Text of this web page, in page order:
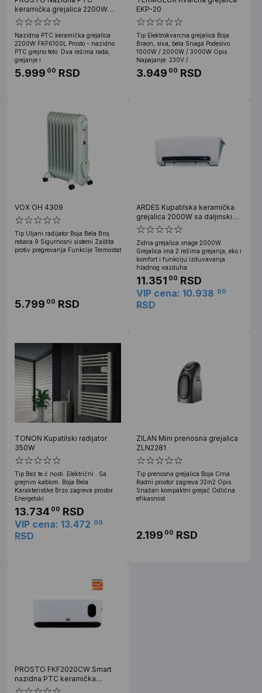
keramička grejalica 2200W
FKF6100L
Nazidna PTC keramička grejalica
2200W FKF6100L Prosto - nazidno
PTC grejno telo. Dva režima rada,
grejanje i
5.999 00 RSD
EKP-20
Tip Elektrokvarcna grejalica Boja
Braon, siva, bela Snaga Podesivo
1000W / 2000W / 3000W Opis
Napajanje: 230V /
3.949 00 RSD
VOX OH 4309
Tip Uljani radijator Boja Bela Broj
rebara 9 Sigurnosni sistemi Zaštita
protiv pregrevanja Funkcije Termostat
5.799 00 RSD
ARDES Kupatilska keramička
grejalica 2000W sa daljinskim
AR4W08P
Zidna grejalica snage 2000W.
Grejalica ima 2 režima grejanja, eko i
komfort i funkciju izduvavanja
hladnog vazduha
11.351 00 RSD
VIP cena: 10.938 00
RSD
TONON Kupatilski radijator
350W
Tip Bez te č nosti. Električni . Sa
grejnim kablom. Boja Bela
Karakteristike Brzo zagreva prostor.
Energetski
13.734 00 RSD
VIP cena: 13.472 00
RSD
ZILAN Mini prenosna grejalica
ZLN2281
Tip prenosna grejalica Boja Crna
Radni prostor zagreva 32m2 Opis
Snažan kompaktni grejač Odlična
efikasnost
2.199 00 RSD
PROSTO FKF2020CW Smart
nazidna PTC keramička
grejalica 2000W